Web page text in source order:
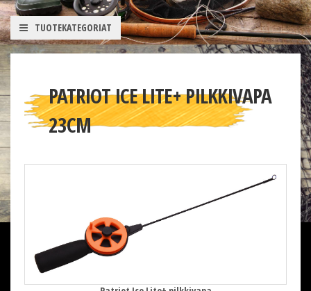
TUOTEKATEGORIAT
PATRIOT ICE LITE+ PILKKIVAPA
23CM